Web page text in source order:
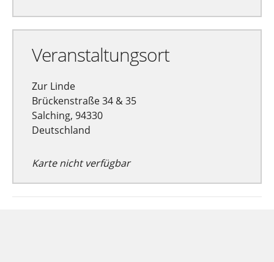
Veranstaltungsort
Zur Linde
Brückenstraße 34 & 35
Salching, 94330
Deutschland
Karte nicht verfügbar